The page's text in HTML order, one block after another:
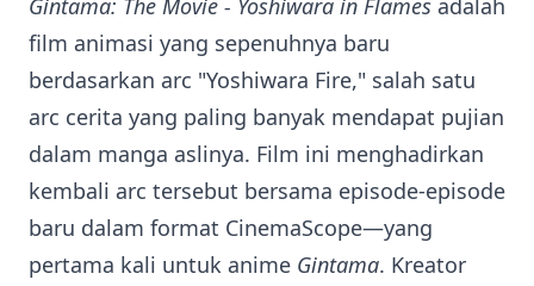
Gintama: The Movie - Yoshiwara in Flames adalah
film animasi yang sepenuhnya baru
berdasarkan arc "Yoshiwara Fire," salah satu
arc cerita yang paling banyak mendapat pujian
dalam manga aslinya. Film ini menghadirkan
kembali arc tersebut bersama episode-episode
baru dalam format CinemaScope—yang
pertama kali untuk anime Gintama. Kreator